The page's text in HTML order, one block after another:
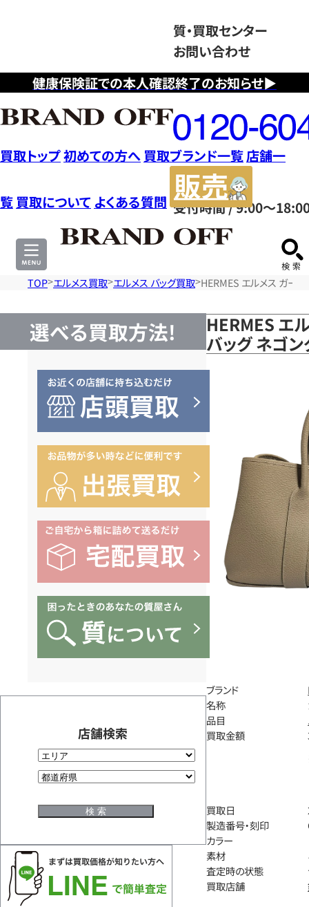
健康保険証での本人確認終了のお知らせ▶
質・買取センター
お問い合わせ
フ
リ
ー
ダ
イ
ヤ
ル
0120604117
受付時間 / 9:00～
買取トップ初めての方へ 買取ブランド一覧店舗一
覧 買取について よくある質問
サ
TOP エルメス買取 エルメス バッグ買取 HERMES エルメス ガー
選べる買取方法!
店舗検索
HERMES エ
バッグ ネゴ
ブランド
名称
品目
買取金額
買取日
製造番号・刻印
カラー
素材
査定時の状態
買取店舗